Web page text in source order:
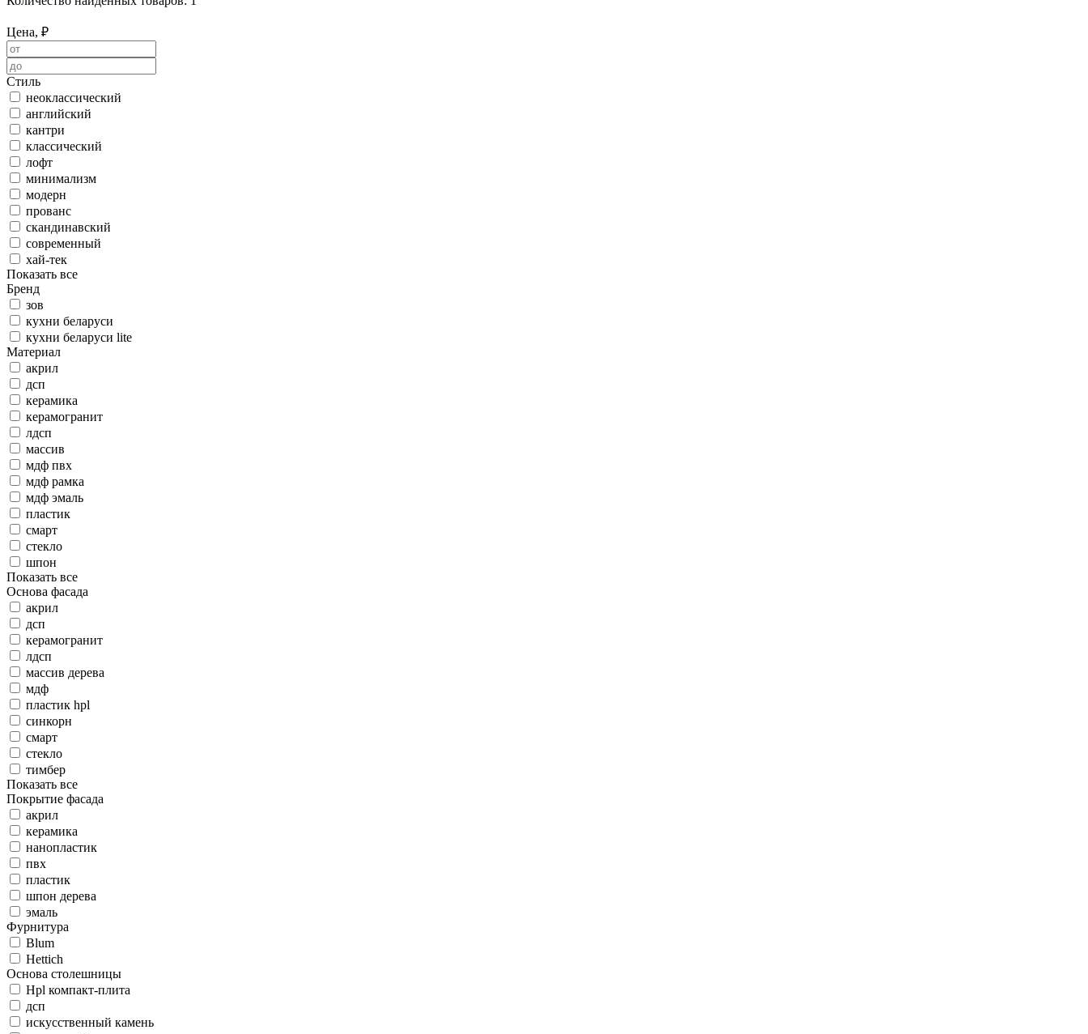
Цена, ₽
Стиль
неоклассический
английский
кантри
классический
лофт
минимализм
модерн
прованс
скандинавский
современный
хай-тек
Показать все
Бренд
зов
кухни беларуси
кухни беларуси lite
Материал
акрил
дсп
керамика
керамогранит
лдсп
массив
мдф пвх
мдф рамка
мдф эмаль
пластик
смарт
стекло
шпон
Показать все
Основа фасада
акрил
дсп
керамогранит
лдсп
массив дерева
мдф
пластик hpl
синкорн
смарт
стекло
тимбер
Показать все
Покрытие фасада
акрил
керамика
нанопластик
пвх
пластик
шпон дерева
эмаль
Фурнитура
Blum
Hettich
Основа столешницы
Hpl компакт-плита
дсп
искусственный камень